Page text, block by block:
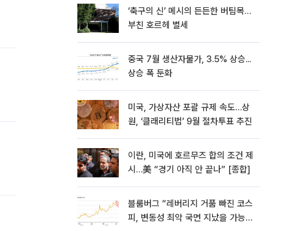
‘축구의 신’ 메시의 든든한 버팀목…
부친 호르헤 별세
중국 7월 생산자물가, 3.5% 상승...
상승 폭 둔화
미국, 가상자산 포괄 규제 속도…상
원, ‘클래리티법’ 9월 절차투표 추진
이란, 미국에 호르무즈 합의 조건 제
시…美 “경기 아직 안 끝나” [종합]
블룸버그 “레버리지 거품 빠진 코스
피, 변동성 최악 국면 지났을 가능